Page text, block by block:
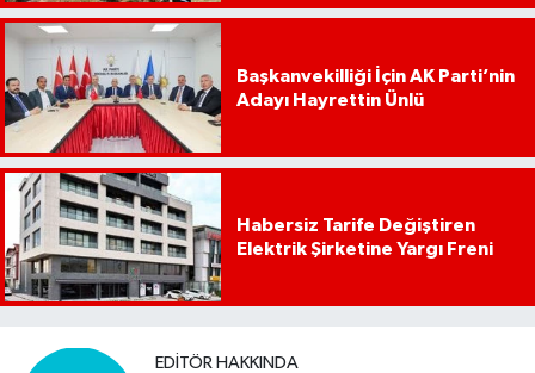
Başkanvekilliği İçin AK Parti’nin
Adayı Hayrettin Ünlü
Habersiz Tarife Değiştiren
Elektrik Şirketine Yargı Freni
EDITÖR HAKKINDA